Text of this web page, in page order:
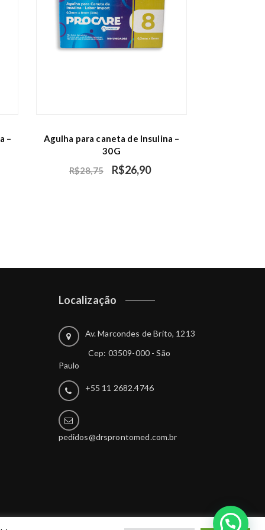
–
Agulha para caneta de Insulina –
30G
R$28,75 R$26,90
Localização
Av. Marcondes de Brito, 1213
Cep: 03509-000 - São
Paulo
+55 11 2682.4746
pedidos@drsprontomed.com.br